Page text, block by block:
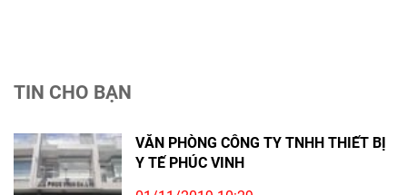
TIN CHO BẠN
VĂN PHÒNG CÔNG TY TNHH THIẾT BỊ
Y TẾ PHÚC VINH